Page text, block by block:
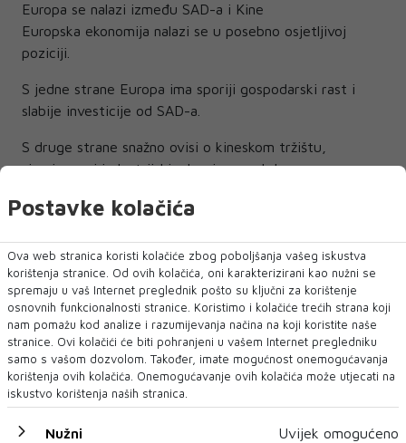
Europa se nalazi između SAD-a i Kine
Europska ekonomija nalazi se u posebno osjetljivoj
poziciji.
S jedne strane Europa ima sporiji gospodarski rast i
slabije investicije od SAD-a.
S druge strane snažno ovisi o kineskom tržištu,
sirovinama i industrijskim lancima opskrbe.
Istodobno europske države imaju ograničen fiskalni
pandemije i energetske krize.
To znači da Europa ulazi u razdoblje u kojem:
mora više ulagati
mora jačati industrijsku autonomiju
mora financirati energetsku tranziciju
ali se istodobno suočava sa skupljim kapitalom
Upravo zato je aktualna rasprodaja državnih obveznica
posebno ozbiljan problem za europske ekonomije.
Postavke kolačića
Ova web stranica koristi kolačiće zbog poboljšanja vašeg iskustva
korištenja stranice. Od ovih kolačića, oni karakterizirani kao nužni se
spremaju u vaš Internet preglednik pošto su ključni za korištenje
osnovnih funkcionalnosti stranice. Koristimo i kolačiće trećih strana koji
nam pomažu kod analize i razumijevanja načina na koji koristite naše
stranice. Ovi kolačići će biti pohranjeni u vašem Internet pregledniku
samo s vašom dozvolom. Također, imate mogućnost onemogućavanja
korištenja ovih kolačića. Onemogućavanje ovih kolačića može utjecati na
iskustvo korištenja naših stranica.
Nužni Uvijek omogućeno